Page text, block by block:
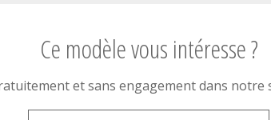
Ce modèle vous intéresse ?
et sans engagement dans